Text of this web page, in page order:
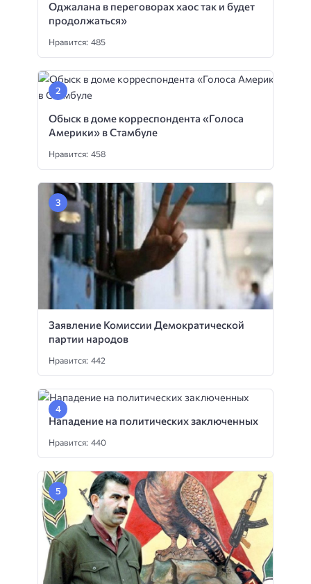
Оджалана в переговорах хаос так и будет
продолжаться»
Нравится: 485
Обыск в доме корреспондента «Голоса
Америки» в Стамбуле
Нравится: 458
Заявление Комиссии Демократической
партии народов
Нравится: 442
Нападение на политических заключенных
Нравится: 440